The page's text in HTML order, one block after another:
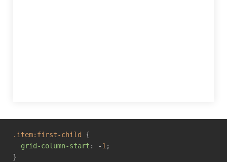
.item:first-child
{
grid-column-start : -1;
}